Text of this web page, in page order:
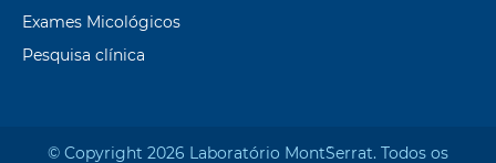
Exames Micológicos
Pesquisa clínica
© Copyright 2026 Laboratório Mont`Serrat. Todos os